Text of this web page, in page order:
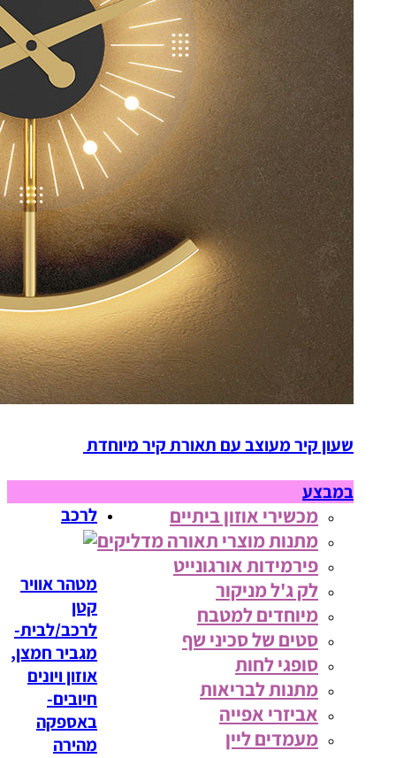
שעון קיר מעוצב עם תאורת קיר מיוחדת
במבצע
מכשירי אוזון ביתיים
מתנות מוצרי תאורה מדליקים
פירמידות אורגונייט
לק ג'ל מניקור
מיוחדים למטבח
סטים של סכיני שף
סופגי לחות
מתנות לבריאות
אביזרי אפייה
מעמדים ליין
לרכב
מטהר אוויר
קטן
לרכב/לבית-
מגביר חמצן,
אוזון ויונים
חיובים-
באספקה
מהירה